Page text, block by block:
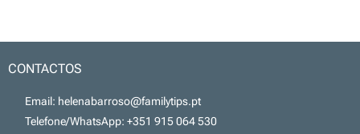
CONTACTOS
📧 Email: helenabarroso@familytips.pt
📞 Telefone/WhatsApp: +351 915 064 530